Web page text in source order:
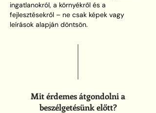
ingatlanokról, a környékről és a
fejlesztésekről – ne csak képek vagy
leírások alapján döntsön.
Mit érdemes átgondolni a
beszélgetésünk előtt?